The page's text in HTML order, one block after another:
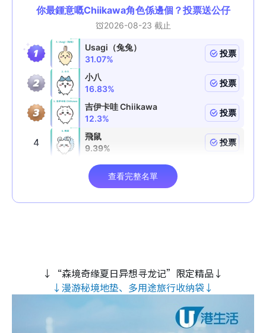
↓“森境奇缘夏日异想寻龙记”限定精品↓
↓漫游秘境地垫、多用途旅行收纳袋↓